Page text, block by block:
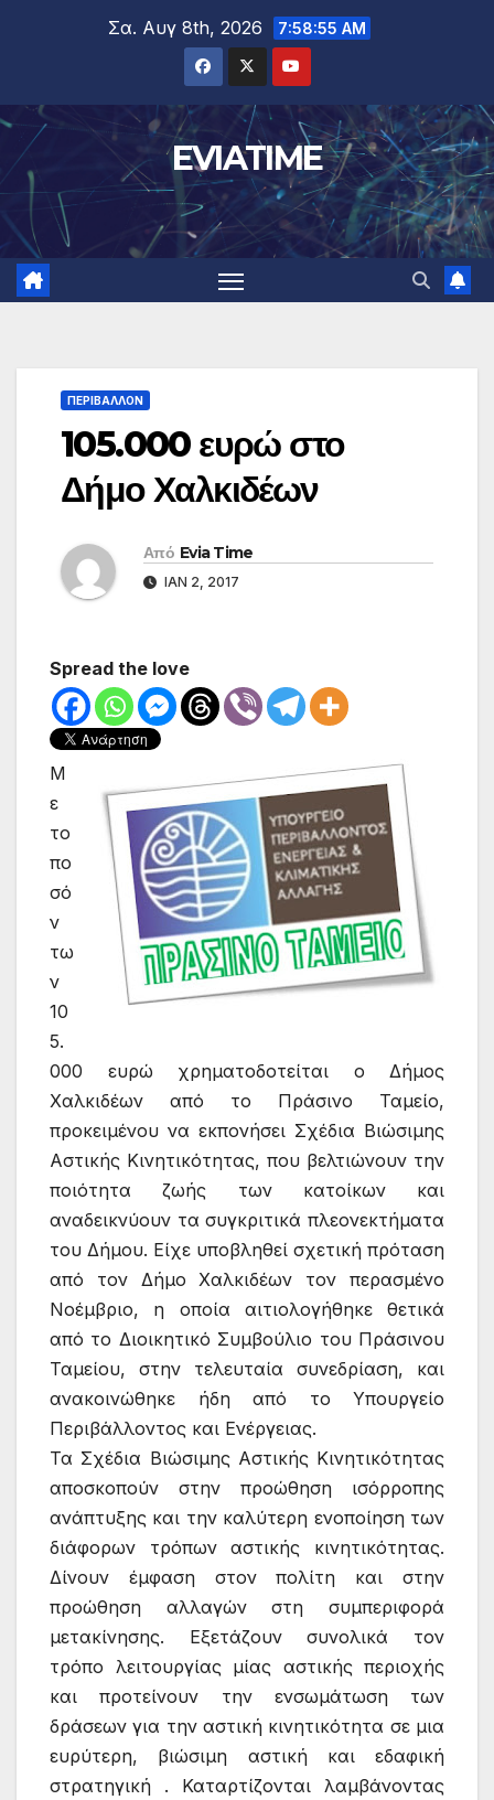
Σα. Αυγ 8th, 2026 7:58:56 AM
EVIATIME
ΠΕΡΙΒΑΛΛΟΝ
105.000 ευρώ στο
Δήμο Χαλκιδέων
Από Evia Time
ΙΑΝ 2, 2017
Spread the love
Μ
ε
το
πο
σό
ν
τω
ν
10
5.
000 ευρώ χρηματοδοτείται ο Δήμος
Χαλκιδέων από το Πράσινο Ταμείο,
προκειμένου να εκπονήσει Σχέδια Βιώσιμης
Αστικής Κινητικότητας, που βελτιώνουν την
ποιότητα ζωής των κατοίκων και
αναδεικνύουν τα συγκριτικά πλεονεκτήματα
του Δήμου. Είχε υποβληθεί σχετική πρόταση
από τον Δήμο Χαλκιδέων τον περασμένο
Νοέμβριο, η οποία αιτιολογήθηκε θετικά
από το Διοικητικό Συμβούλιο του Πράσινου
Ταμείου, στην τελευταία συνεδρίαση, και
ανακοινώθηκε ήδη από το Υπουργείο
Περιβάλλοντος και Ενέργειας.
Τα Σχέδια Βιώσιμης Αστικής Κινητικότητας
αποσκοπούν στην προώθηση ισόρροπης
ανάπτυξης και την καλύτερη ενοποίηση των
διάφορων τρόπων αστικής κινητικότητας.
Δίνουν έμφαση στον πολίτη και στην
προώθηση αλλαγών στη συμπεριφορά
μετακίνησης. Εξετάζουν συνολικά τον
τρόπο λειτουργίας μίας αστικής περιοχής
και προτείνουν την ενσωμάτωση των
δράσεων για την αστική κινητικότητα σε μια
ευρύτερη, βιώσιμη αστική και εδαφική
στρατηγική . Καταρτίζονται λαμβάνοντας